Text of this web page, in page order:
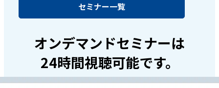
セミナー一覧
オンデマンドセミナーは
24時間視聴可能です。